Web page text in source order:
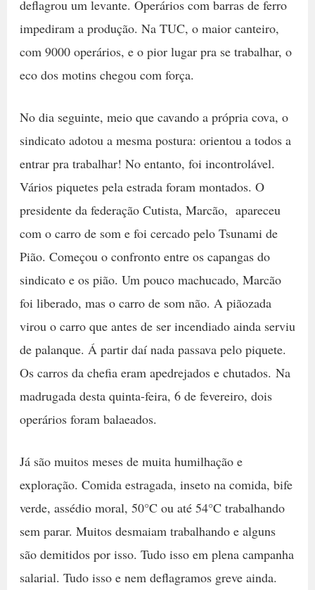
deflagrou um levante. Operários com barras de ferro
impediram a produção. Na TUC, o maior canteiro,
com 9000 operários, e o pior lugar pra se trabalhar, o
eco dos motins chegou com força.
No dia seguinte, meio que cavando a própria cova, o
sindicato adotou a mesma postura: orientou a todos a
entrar pra trabalhar! No entanto, foi incontrolável.
Vários piquetes pela estrada foram montados. O
presidente da federação Cutista, Marcão, apareceu
com o carro de som e foi cercado pelo Tsunami de
Pião. Começou o confronto entre os capangas do
sindicato e os pião. Um pouco machucado, Marcão
foi liberado, mas o carro de som não. A piãozada
virou o carro que antes de ser incendiado ainda serviu
de palanque. Á partir daí nada passava pelo piquete.
Os carros da chefia eram apedrejados e chutados. Na
madrugada desta quinta-feira, 6 de fevereiro, dois
operários foram balaeados.
Já são muitos meses de muita humilhação e
exploração. Comida estragada, inseto na comida, bife
verde, assédio moral, 50°C ou até 54°C trabalhando
sem parar. Muitos desmaiam trabalhando e alguns
são demitidos por isso. Tudo isso em plena campanha
salarial. Tudo isso e nem deflagramos greve ainda.